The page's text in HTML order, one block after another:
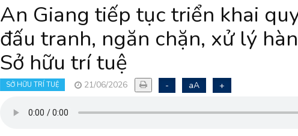
An Giang tiếp tục triển khai
đấu tranh, ngăn chặn, xử lý
Sở hữu trí tuệ
SỞ HỮU TRÍ TUỆ 21/06/2026 - aA +